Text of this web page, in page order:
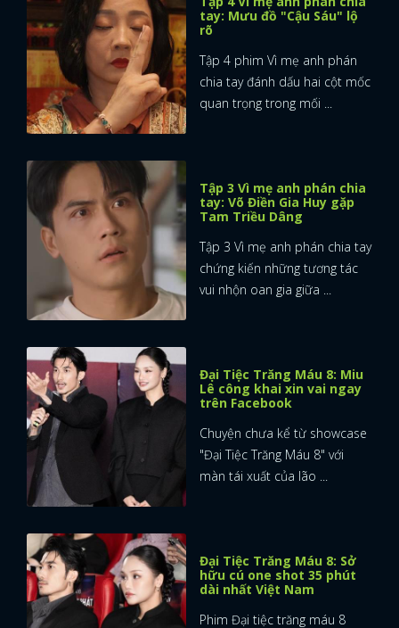
FACEBOOK
tay: Mưu đồ "Cậu Sáu" lộ
rõ
Tập 4 phim Vì mẹ anh phán
chia tay đánh dấu hai cột mốc
quan trọng trong mối ...
Tập 3 Vì mẹ anh phán chia
tay: Võ Điền Gia Huy gặp
Tam Triều Dâng
Tập 3 Vì mẹ anh phán chia tay
chứng kiến những tương tác
vui nhộn oan gia giữa ...
Đại Tiệc Trăng Máu 8: Miu
Lê công khai xin vai ngay
trên Facebook
Chuyện chưa kể từ showcase
"Đại Tiệc Trăng Máu 8" với
màn tái xuất của lão ...
Đại Tiệc Trăng Máu 8: Sở
hữu cú one shot 35 phút
dài nhất Việt Nam
Phim Đại tiệc trăng máu 8